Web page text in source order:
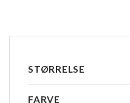
STØRRELSE
FARVE